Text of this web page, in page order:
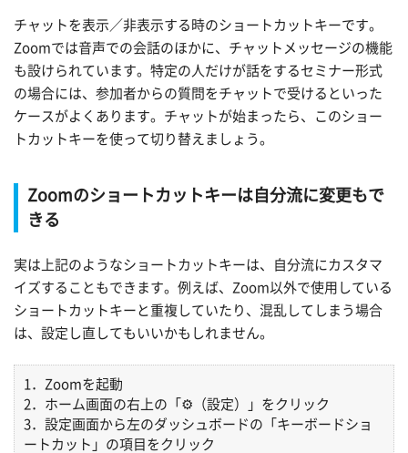
チャットを表示／非表示する時のショートカットキーです。
Zoomでは音声での会話のほかに、チャットメッセージの機能
も設けられています。特定の人だけが話をするセミナー形式
の場合には、参加者からの質問をチャットで受けるといった
ケースがよくあります。チャットが始まったら、このショー
トカットキーを使って切り替えましょう。
Zoomのショートカットキーは自分流に変更もで
きる
実は上記のようなショートカットキーは、自分流にカスタマ
イズすることもできます。例えば、Zoom以外で使用している
ショートカットキーと重複していたり、混乱してしまう場合
は、設定し直してもいいかもしれません。
1．Zoomを起動
2．ホーム画面の右上の「⚙（設定）」をクリック
3．設定画面から左のダッシュボードの「キーボードショ
ートカット」の項目をクリック